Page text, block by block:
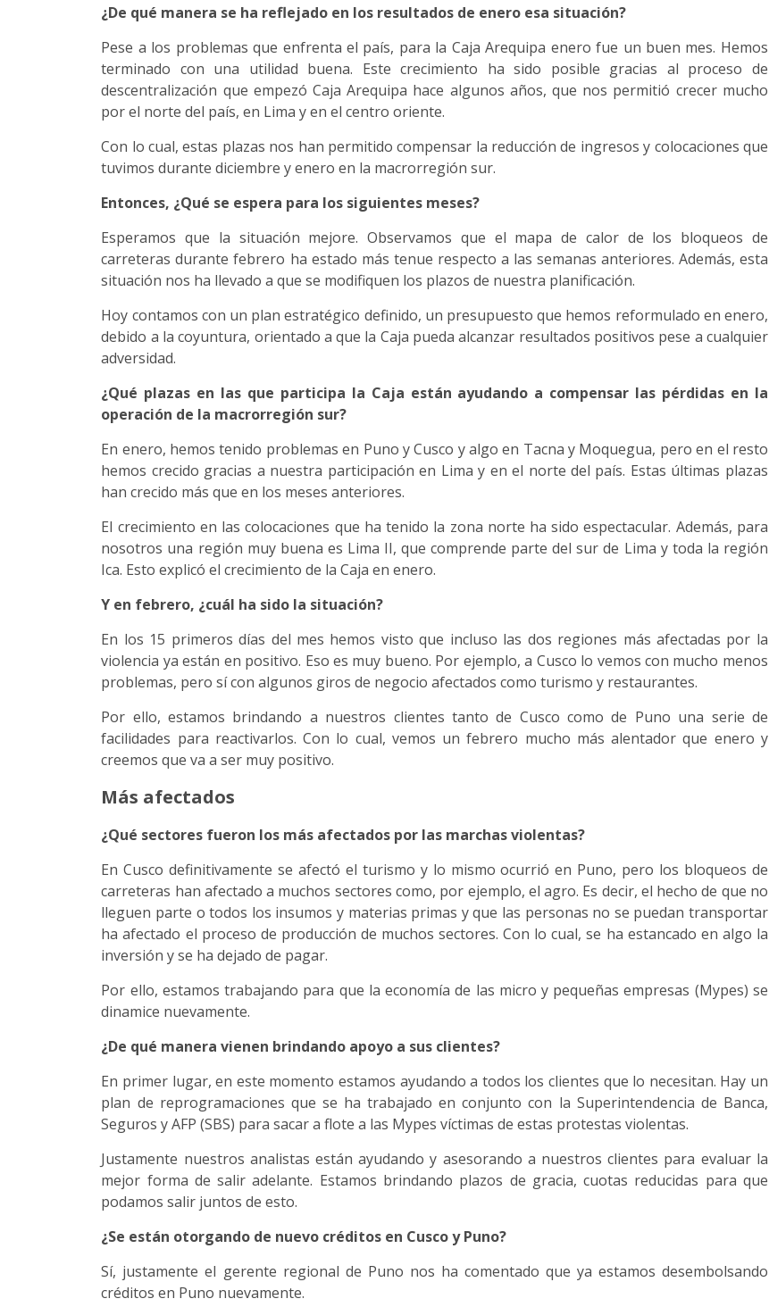
¿De qué manera se ha reflejado en los resultados de enero esa situación?
Pese a los problemas que enfrenta el país, para la Caja Arequipa enero fue un buen mes. Hemos
terminado con una utilidad buena. Este crecimiento ha sido posible gracias al proceso de
descentralización que empezó Caja Arequipa hace algunos años, que nos permitió crecer mucho
por el norte del país, en Lima y en el centro oriente.
Con lo cual, estas plazas nos han permitido compensar la reducción de ingresos y colocaciones que
tuvimos durante diciembre y enero en la macrorregión sur.
Entonces, ¿Qué se espera para los siguientes meses?
Esperamos que la situación mejore. Observamos que el mapa de calor de los bloqueos de
carreteras durante febrero ha estado más tenue respecto a las semanas anteriores. Además, esta
situación nos ha llevado a que se modifiquen los plazos de nuestra planificación.
Hoy contamos con un plan estratégico definido, un presupuesto que hemos reformulado en enero,
debido a la coyuntura, orientado a que la Caja pueda alcanzar resultados positivos pese a cualquier
adversidad.
¿Qué plazas en las que participa la Caja están ayudando a compensar las pérdidas en la
operación de la macrorregión sur?
En enero, hemos tenido problemas en Puno y Cusco y algo en Tacna y Moquegua, pero en el resto
hemos crecido gracias a nuestra participación en Lima y en el norte del país. Estas últimas plazas
han crecido más que en los meses anteriores.
El crecimiento en las colocaciones que ha tenido la zona norte ha sido espectacular. Además, para
nosotros una región muy buena es Lima II, que comprende parte del sur de Lima y toda la región
Ica. Esto explicó el crecimiento de la Caja en enero.
Y en febrero, ¿cuál ha sido la situación?
En los 15 primeros días del mes hemos visto que incluso las dos regiones más afectadas por la
violencia ya están en positivo. Eso es muy bueno. Por ejemplo, a Cusco lo vemos con mucho menos
problemas, pero sí con algunos giros de negocio afectados como turismo y restaurantes.
Por ello, estamos brindando a nuestros clientes tanto de Cusco como de Puno una serie de
facilidades para reactivarlos. Con lo cual, vemos un febrero mucho más alentador que enero y
creemos que va a ser muy positivo.
Más afectados
¿Qué sectores fueron los más afectados por las marchas violentas?
En Cusco definitivamente se afectó el turismo y lo mismo ocurrió en Puno, pero los bloqueos de
carreteras han afectado a muchos sectores como, por ejemplo, el agro. Es decir, el hecho de que no
lleguen parte o todos los insumos y materias primas y que las personas no se puedan transportar
ha afectado el proceso de producción de muchos sectores. Con lo cual, se ha estancado en algo la
inversión y se ha dejado de pagar.
Por ello, estamos trabajando para que la economía de las micro y pequeñas empresas (Mypes) se
dinamice nuevamente.
¿De qué manera vienen brindando apoyo a sus clientes?
En primer lugar, en este momento estamos ayudando a todos los clientes que lo necesitan. Hay un
plan de reprogramaciones que se ha trabajado en conjunto con la Superintendencia de Banca,
Seguros y AFP (SBS) para sacar a flote a las Mypes víctimas de estas protestas violentas.
Justamente nuestros analistas están ayudando y asesorando a nuestros clientes para evaluar la
mejor forma de salir adelante. Estamos brindando plazos de gracia, cuotas reducidas para que
podamos salir juntos de esto.
¿Se están otorgando de nuevo créditos en Cusco y Puno?
Sí, justamente el gerente regional de Puno nos ha comentado que ya estamos desembolsando
créditos en Puno nuevamente.